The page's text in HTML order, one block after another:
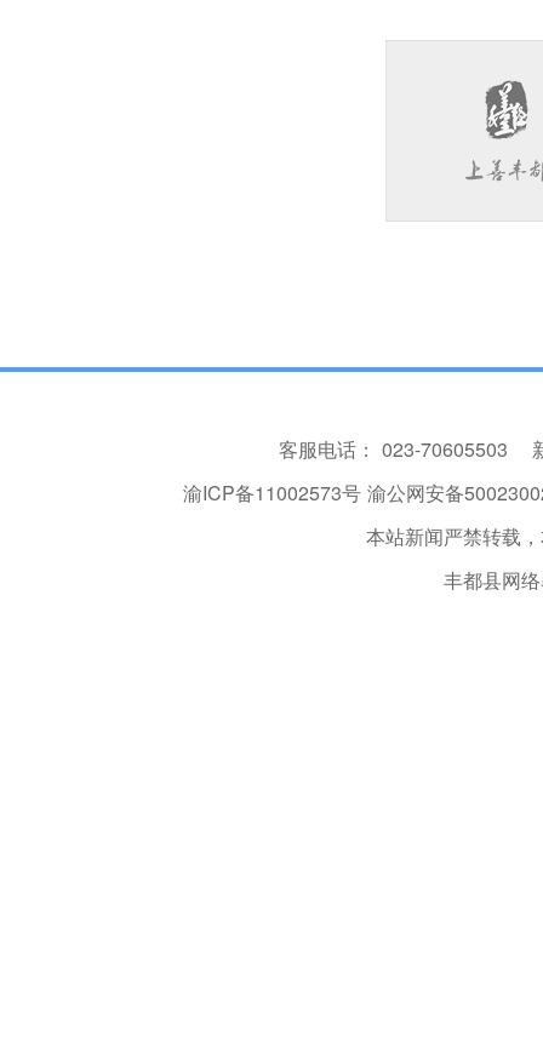
客服电话： 023-70605503
渝ICP备11002573号 渝公网安备
本站新闻严禁转载
丰都县网